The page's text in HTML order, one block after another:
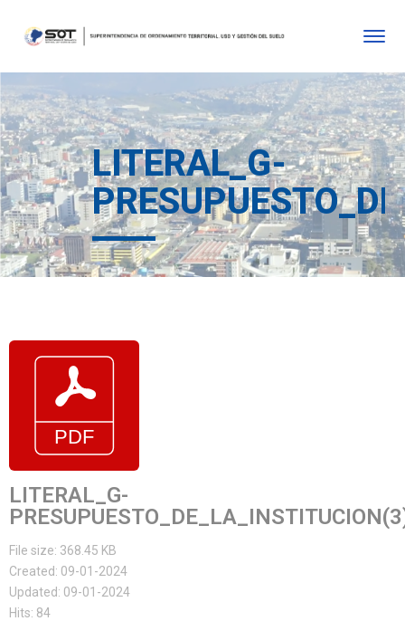
LITERAL_G-
LITERAL_G-
File size: 368.45 KB
Created: 09-01-2024
Updated: 09-01-2024
Hits: 84